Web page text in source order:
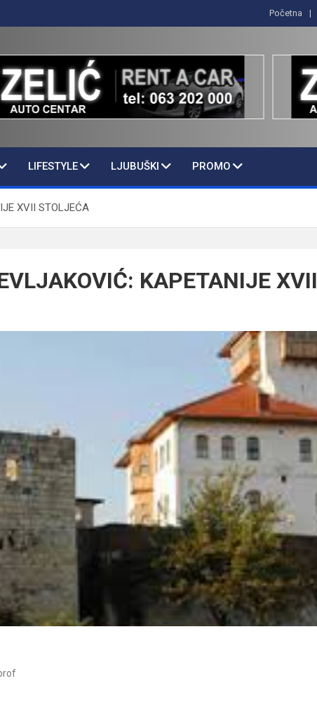
Početna
LIFESTYLE LJUBUŠKI PROMO
XVII STOLJEĆA
KAPETANIJE XVII